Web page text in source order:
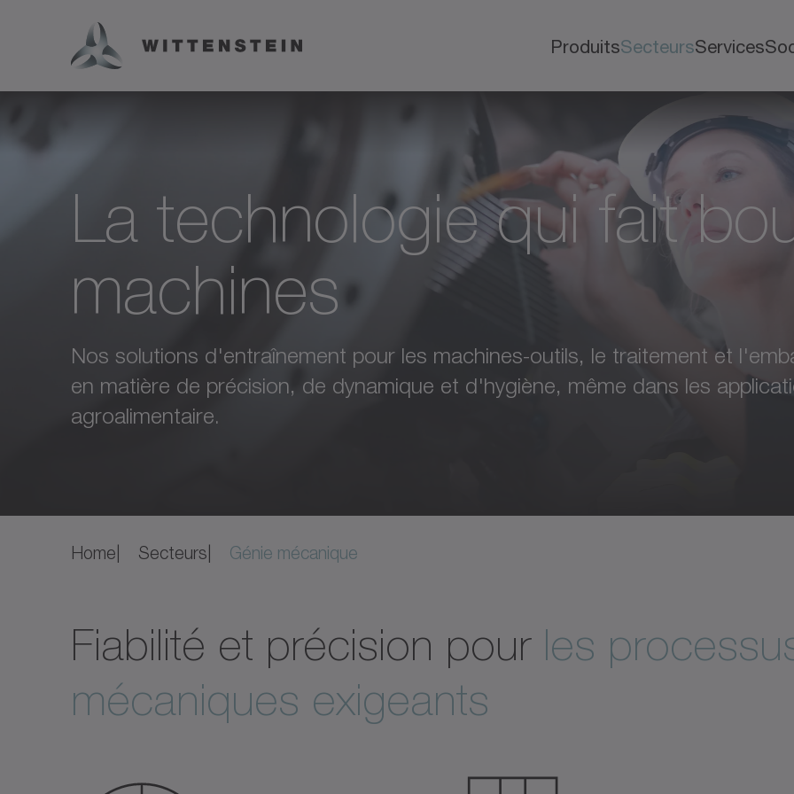
ProduitsSecteursServices
La technologie qui fait
machines
Nos solutions d'entraînement pour les machines-outils, le traitement et
en matière de précision, de dynamique et d'hygiène, même dans les
agroalimentaire.
Home Secteurs Génie mécanique
Fiabilité et précision pour les
mécaniques exigeants